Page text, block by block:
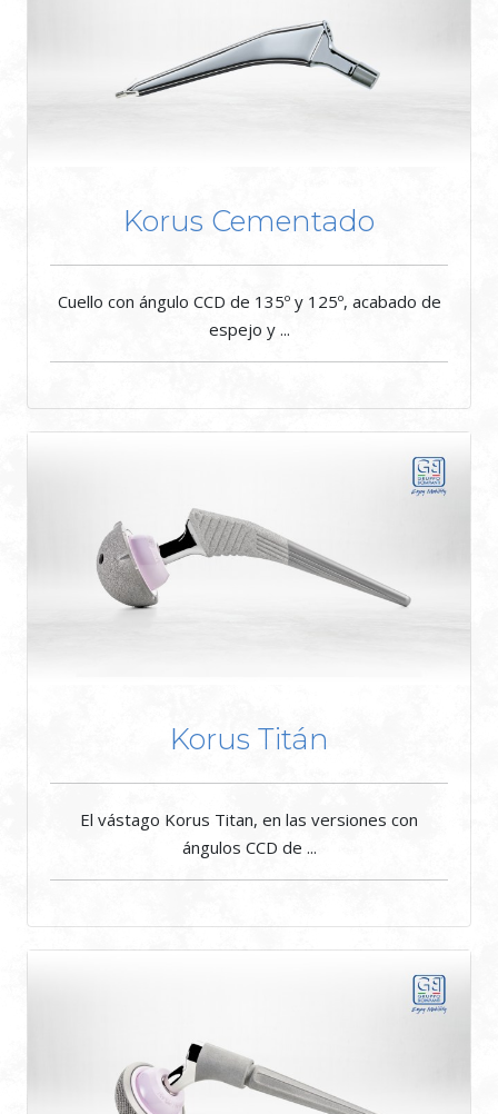
Korus Cementado
Cuello con ángulo CCD de 135º y 125º, acabado de
espejo y ...
Korus Titán
El vástago Korus Titan, en las versiones con
ángulos CCD de ...